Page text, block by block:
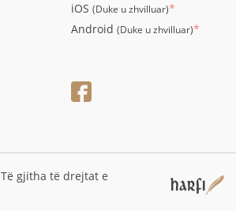
iOS (Duke u zhvilluar)*
Android (Duke u zhvilluar)*
Të gjitha të drejtat e